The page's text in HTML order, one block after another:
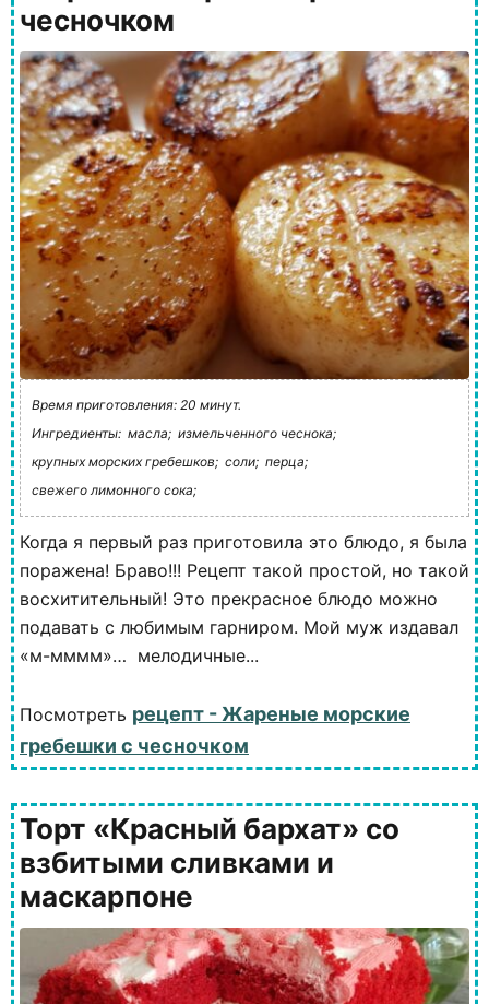
чесночком
Время приготовления: 20 минут.
Ингредиенты: масла; измельченного чеснока;
крупных морских гребешков; соли; перца;
свежего лимонного сока;
Когда я первый раз приготовила это блюдо, я была
поражена! Браво!!! Рецепт такой простой, но такой
восхитительный! Это прекрасное блюдо можно
подавать с любимым гарниром. Мой муж издавал
«м-мммм»… мелодичные...
Посмотреть рецепт - Жареные морские
гребешки с чесночком
Торт «Красный бархат» со
взбитыми сливками и
маскарпоне